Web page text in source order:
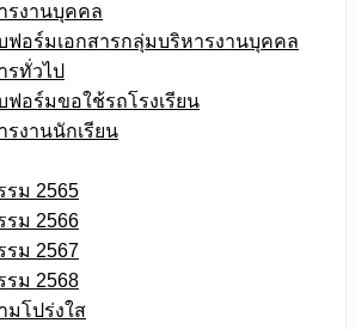
รงานบุคคล
ฟอร์มเอกสารกลุ่มบริหารงานบุคคล
รทั่วไป
ฟอร์มขอใช้รถโรงเรียน
รงานนักเรียน
ม 2565
ม 2566
ม 2567
ม 2568
มโปร่งใส